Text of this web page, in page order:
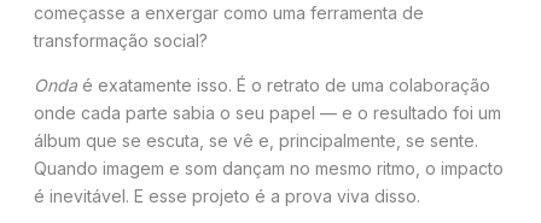
começasse a enxergar como uma ferramenta de
transformação social?
Ondaé exatamente isso. É o retrato de uma colaboração
onde cada parte sabia o seu papel — e o resultado foi um
álbum que se escuta, se vê e, principalmente, se sente.
Quando imagem e som dançam no mesmo ritmo, o impacto
é inevitável. E esse projeto é a prova viva disso.